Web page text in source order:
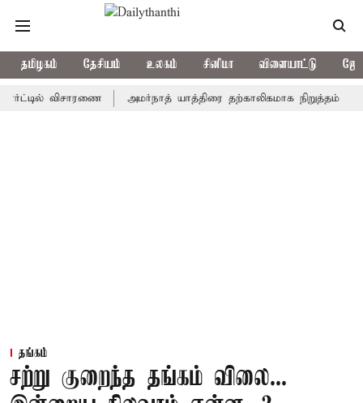
தமிழகம் தேசியம் உலகம் சினிமா விளையாட்டு
விசாரணை அமர்நாத் யாத்திரை தற்காலிகமாக நிறுத்தம்
தங்கம்
சற்று குறைந்த தங்கம் விலை...